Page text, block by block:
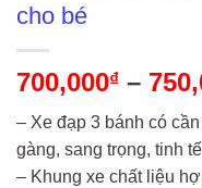
cho bé
700,000₫ –
– Xe đạp 3 bánh có
gàng, sang trọng, tinh
– Khung xe chất liệu